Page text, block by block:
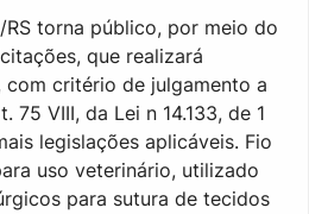
torna público, por meio do
que realizará
com critério de julgamento a
75 VIII, da Lei n 14.133, de 1
legislações aplicáveis. Fio
uso veterinário, utilizado
para sutura de tecidos